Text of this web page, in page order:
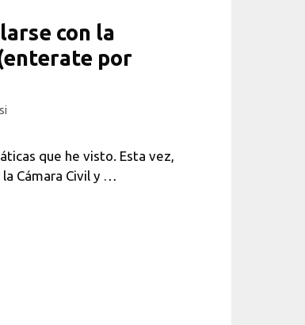
con la
por
que he visto. Esta vez,
Cámara Civil y …